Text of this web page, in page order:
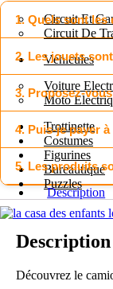
Circuit Et
Circuit De
Véhicules
Voiture
Moto
Trottinette
Costumes
Figurines
Bureautique
Puzzles
1. Quels sont les
2. Les jouets
3. Proposez-
4. Puis-je payer
5. Les produits
Description
Description
Découvrez le